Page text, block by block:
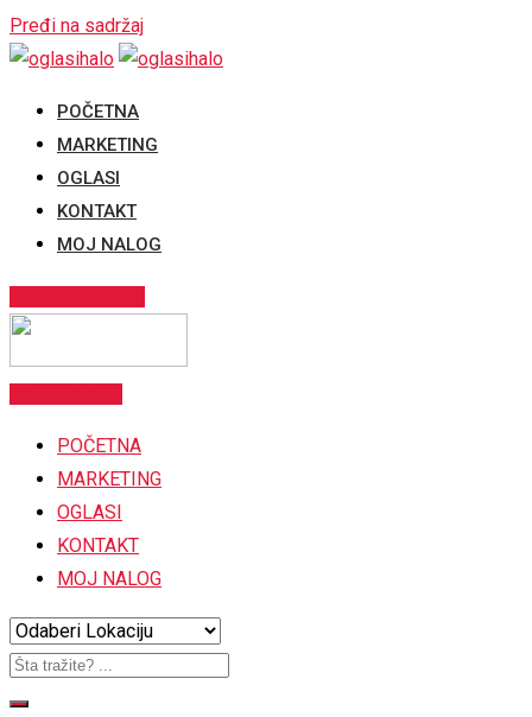
Pređi na sadržaj
POČETNA
MARKETING
OGLASI
KONTAKT
MOJ NALOG
POČETNA
MARKETING
OGLASI
KONTAKT
MOJ NALOG